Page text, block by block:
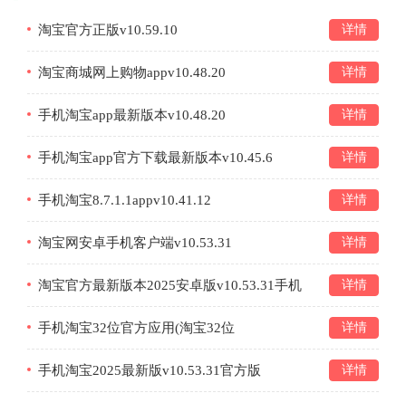
淘宝官方正版v10.59.10 详情
淘宝商城网上购物appv10.48.20 详情
手机淘宝app最新版本v10.48.20 详情
手机淘宝app官方下载最新版本v10.45.6 详情
手机淘宝8.7.1.1appv10.41.12 详情
淘宝网安卓手机客户端v10.53.31 详情
淘宝官方最新版本2025安卓版v10.53.31手机
详情
手机淘宝32位官方应用(淘宝32位
详情
手机淘宝2025最新版v10.53.31官方版
详情